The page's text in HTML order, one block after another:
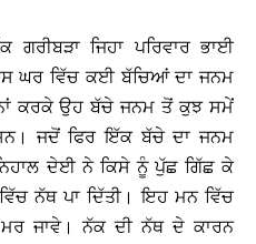
ਗਰੀਬੜਾ ਜਿਹਾ ਪਰਿਵਾਰ ਭਾਈ
ਘਰ ਵਿੱਚ ਕਈ ਬੱਚਿਆਂ ਦਾ ਜਨਮ
ਕਰਕੇ ਉਹ ਬੱਚੇ ਜਨਮ ਤੋਂ ਕੁਝ ਸਮੇਂ
ਜਦੋਂ ਫਿਰ ਇੱਕ ਬੱਚੇ ਦਾ ਜਨਮ
ਦੇਈ ਨੇ ਕਿਸੇ ਨੂੰ ਪੁੱਛ ਗਿੱਛ ਕੇ
ਨੱਥ ਪਾ ਦਿੱਤੀ। ਇਹ ਮਨ ਵਿੱਚ
ਜਾਵੇ। ਨੱਕ ਦੀ ਨੱਥ ਦੇ ਕਾਰਨ